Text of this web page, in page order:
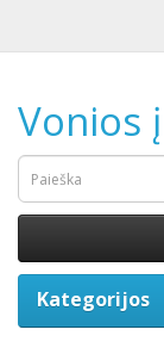
Vonios
Kategorijos